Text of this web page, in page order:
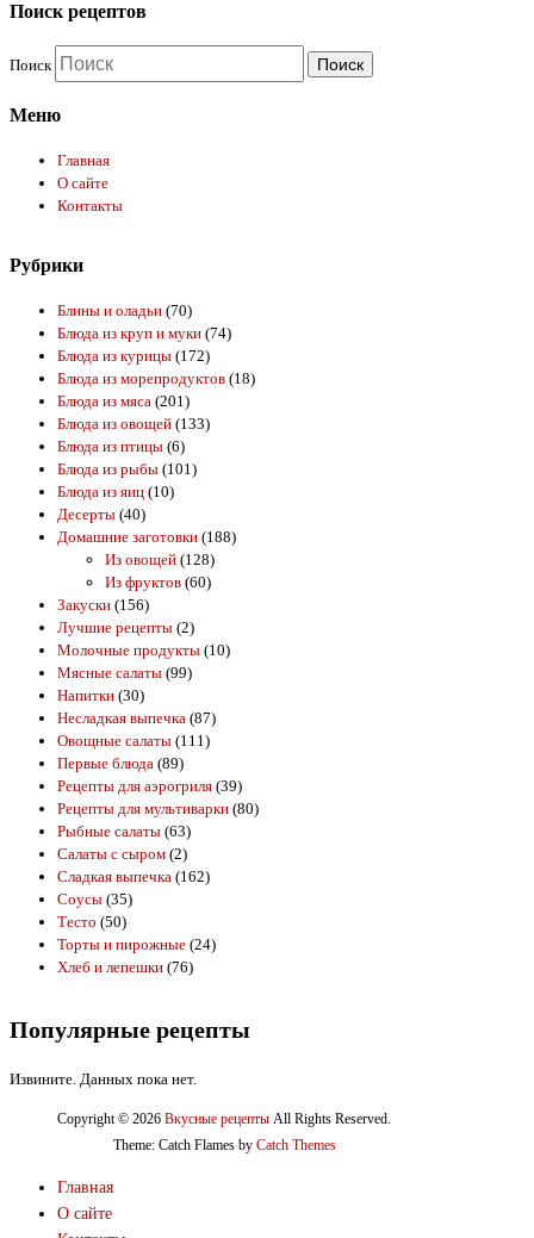
Поиск рецептов
Поиск
Меню
Главная
О сайте
Контакты
Рубрики
Блины и оладьи (70)
Блюда из круп и муки (74)
Блюда из курицы (172)
Блюда из морепродуктов (18)
Блюда из мяса (201)
Блюда из овощей (133)
Блюда из птицы (6)
Блюда из рыбы (101)
Блюда из яиц (10)
Десерты (40)
Домашние заготовки (188)
Из овощей (128)
Из фруктов (60)
Закуски (156)
Лучшие рецепты (2)
Молочные продукты (10)
Мясные салаты (99)
Напитки (30)
Несладкая выпечка (87)
Овощные салаты (111)
Первые блюда (89)
Рецепты для аэрогриля (39)
Рецепты для мультиварки (80)
Рыбные салаты (63)
Салаты с сыром (2)
Сладкая выпечка (162)
Соусы (35)
Тесто (50)
Торты и пирожные (24)
Хлеб и лепешки (76)
Популярные рецепты
Извините. Данных пока нет.
Copyright © 2026 Вкусные рецепты All Rights Reserved.
Theme: Catch Flames by Catch Themes
Главная
О сайте